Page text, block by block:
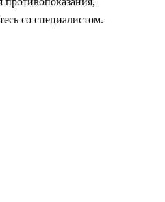
со специалистом.